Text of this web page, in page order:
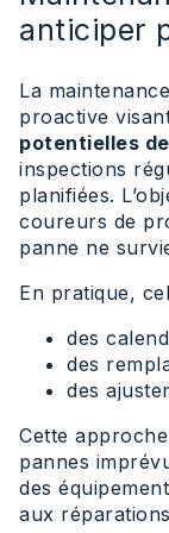
anticiper
La
proactive
potentielles
inspections
planifiées.
coureurs de
panne ne
En pratique,
des
des
des
Cette
pannes
des
aux